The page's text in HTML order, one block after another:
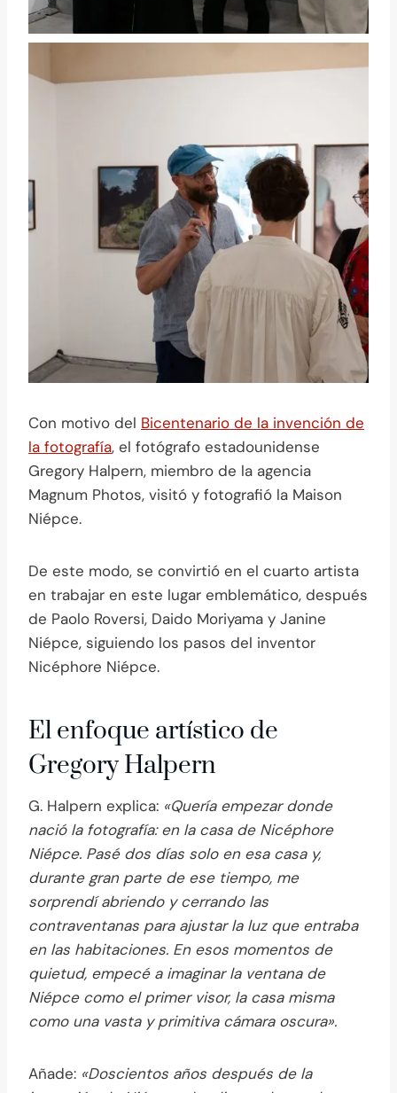
Con motivo del Bicentenario de la invención de
la fotografía, el fotógrafo estadounidense
Gregory Halpern, miembro de la agencia
Magnum Photos, visitó y fotografió la Maison
Niépce.
De este modo, se convirtió en el cuarto artista
en trabajar en este lugar emblemático, después
de Paolo Roversi, Daido Moriyama y Janine
Niépce, siguiendo los pasos del inventor
Nicéphore Niépce.
El enfoque artístico de
Gregory Halpern
G. Halpern explica: «Quería empezar donde
nació la fotografía: en la casa de Nicéphore
Niépce. Pasé dos días solo en esa casa y,
durante gran parte de ese tiempo, me
sorprendí abriendo y cerrando las
contraventanas para ajustar la luz que entraba
en las habitaciones. En esos momentos de
quietud, empecé a imaginar la ventana de
Niépce como el primer visor, la casa misma
como una vasta y primitiva cámara oscura».
Añade: «Doscientos años después de la